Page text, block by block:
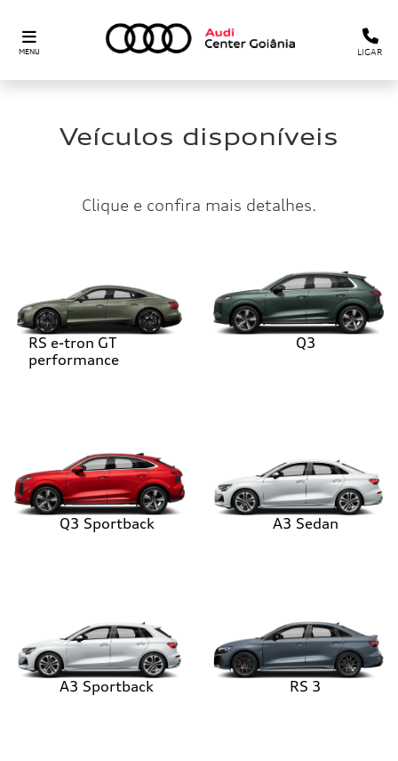
MENU LIGAR
Veículos disponíveis
Clique e confira mais detalhes.
RS e-tron GT
performance
Q3
Q3 Sportback A3 Sedan
A3 Sportback RS 3